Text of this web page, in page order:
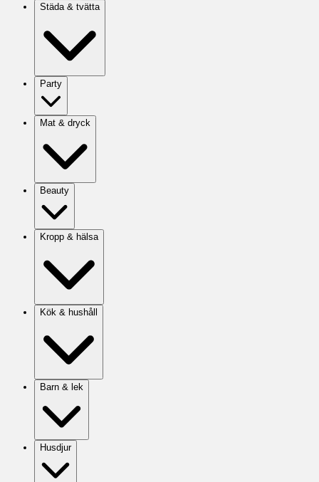
Städa & tvätta
Party
Mat & dryck
Beauty
Kropp & hälsa
Kök & hushåll
Barn & lek
Husdjur